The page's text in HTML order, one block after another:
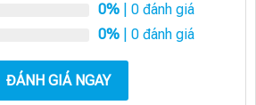
0% | 0 đánh giá
0% | 0 đánh giá
ĐÁNH GIÁ NGAY